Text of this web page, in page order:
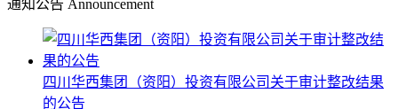
通知公告 Announcement
四川华西集团（资阳）投资有限公司关于审计整改结果
的公告